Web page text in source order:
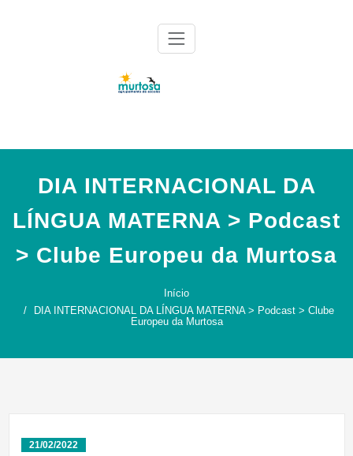
DIA INTERNACIONAL DA
LÍNGUA MATERNA > Podcast
> Clube Europeu da Murtosa
Início
DIA INTERNACIONAL DA LÍNGUA MATERNA > Podcast > Clube
Europeu da Murtosa
21/02/2022